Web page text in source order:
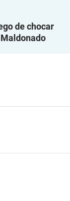
de chocar